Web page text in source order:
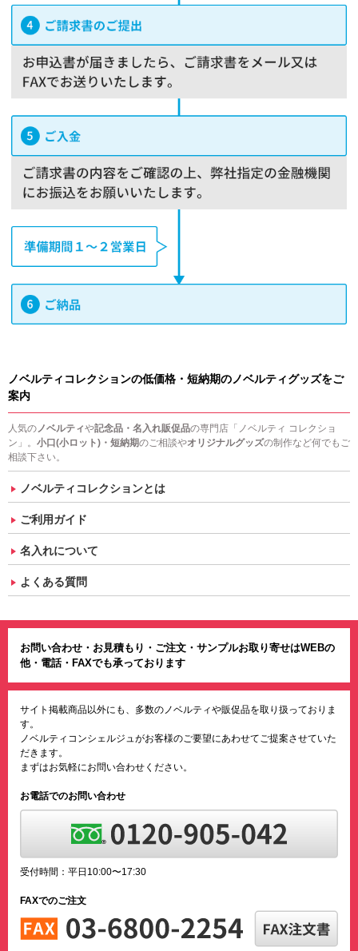
ノベルティコレクションの低価格・短納期のノベルティグッズをご
案内
人気のノベルティや記念品・名入れ販促品の専門店「ノベルティ コレクショ
ン」。 小口(小ロット)・短納期のご相談やオリジナルグッズの制作など何でもご
相談下さい。
ノベルティコレクションとは
ご利用ガイド
名入れについて
よくある質問
お問い合わせ・お見積もり・ご注文・サンプルお取り寄せはWEBの
他・電話・FAXでも承っております
サイト掲載商品以外にも、多数のノベルティや販促品を取り扱っておりま
す。
ノベルティコンシェルジュがお客様のご要望にあわせてご提案させていた
だきます。
まずはお気軽にお問い合わせください。
お電話でのお問い合わせ
受付時間：平日10:00〜17:30
FAXでのご注文